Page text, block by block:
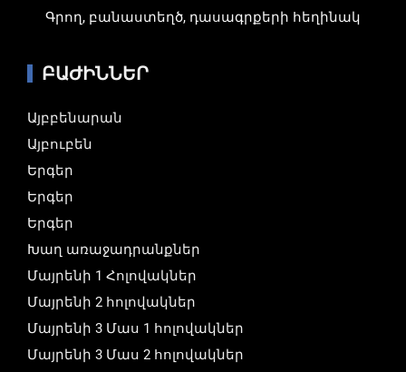
Գրող, բանաստեղծ, դասագրքերի հեղինակ
ԲԱԺԻՆՆԵՐ
Այբբենարան
Այբուբեն
Երգեր
Երգեր
Երգեր
Խաղ առաջադրանքներ
Մայրենի 1 Հոլովակներ
Մայրենի 2 հոլովակներ
Մայրենի 3 Մաս 1 հոլովակներ
Մայրենի 3 Մաս 2 հոլովակներ